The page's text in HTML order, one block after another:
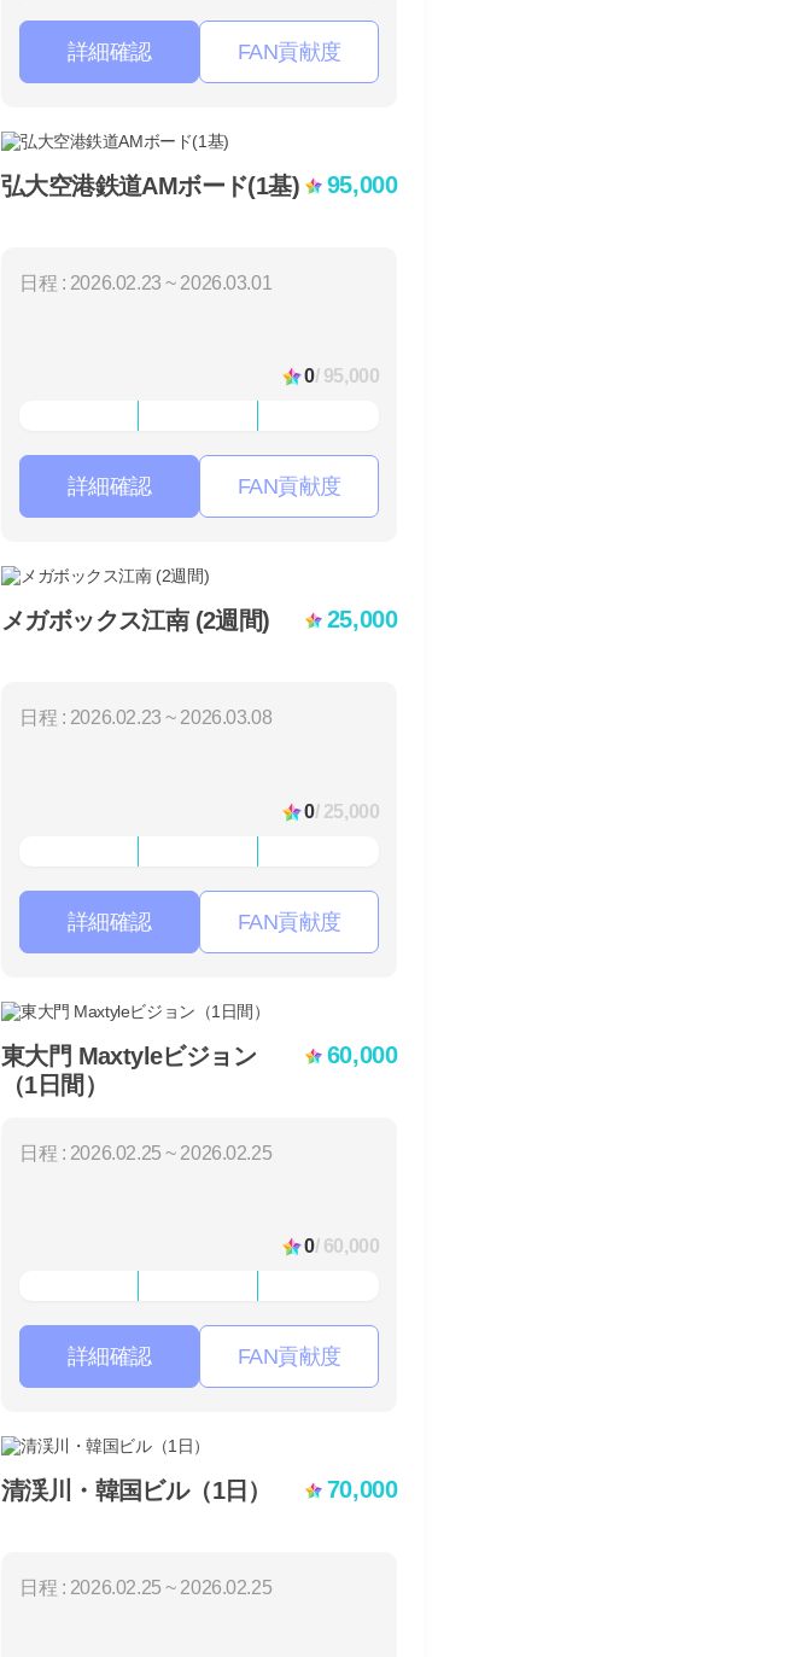
詳細確認 FAN貢献度
弘大空港鉄道AMボード(1基) 95,000
日程 : 2026.02.23 ~ 2026.03.01
0/ 95,000
詳細確認 FAN貢献度
メガボックス江南 (2週間) 25,000
日程 : 2026.02.23 ~ 2026.03.08
0/ 25,000
詳細確認 FAN貢献度
東大門 Maxtyleビジョン
（1日間）
60,000
日程 : 2026.02.25 ~ 2026.02.25
0/ 60,000
詳細確認 FAN貢献度
清渓川・韓国ビル（1日） 70,000
日程 : 2026.02.25 ~ 2026.02.25